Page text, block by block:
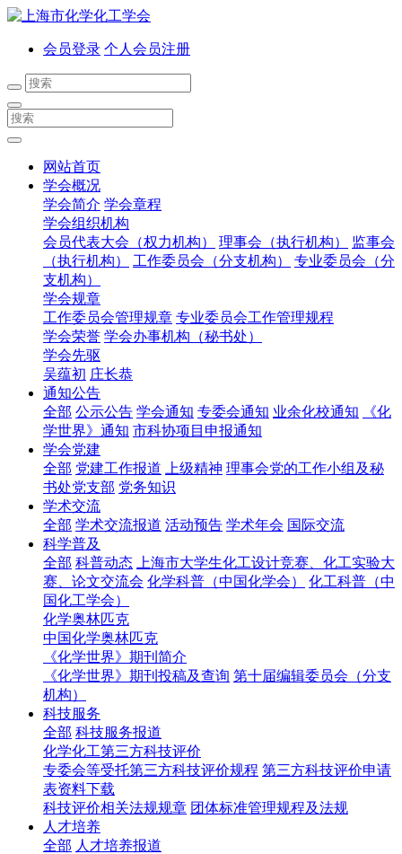
会员登录 个人会员注册
网站首页
学会概况
学会简介 学会章程
学会组织机构
会员代表大会（权力机构）
理事会（执行机构）
监事会
（执行机构）
工作委员会（分支机构）
专业委员会（分
支机构）
学会规章
工作委员会管理规章 专业委员会工作管理规程
学会荣誉 学会办事机构（秘书处）
学会先驱
吴蕴初 庄长恭
通知公告
全部 公示公告 学会通知 专委会通知 业余化校通知
《化
学世界》通知 市科协项目申报通知
学会党建
全部 党建工作报道 上级精神 理事会党的工作小组及秘
书处党支部 党务知识
学术交流
全部 学术交流报道 活动预告 学术年会 国际交流
科学普及
全部 科普动态
上海市大学生化工设计竞赛、化工实验大
赛、论文交流会 化学科普（中国化学会）
化工科普（中
国化工学会）
化学奥林匹克
中国化学奥林匹克
《化学世界》期刊简介
《化学世界》期刊投稿及查询 第十届编辑委员会（分支
机构）
科技服务
全部 科技服务报道
化学化工第三方科技评价
专委会等受托第三方科技评价规程 第三方科技评价申请
表资料下载
科技评价相关法规规章 团体标准管理规程及法规
人才培养
全部 人才培养报道